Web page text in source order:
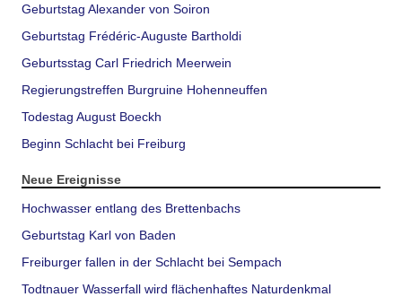
Geburtstag Alexander von Soiron
Geburtstag Frédéric-Auguste Bartholdi
Geburtsstag Carl Friedrich Meerwein
Regierungstreffen Burgruine Hohenneuffen
Todestag August Boeckh
Beginn Schlacht bei Freiburg
Neue Ereignisse
Hochwasser entlang des Brettenbachs
Geburtstag Karl von Baden
Freiburger fallen in der Schlacht bei Sempach
Todtnauer Wasserfall wird flächenhaftes Naturdenkmal